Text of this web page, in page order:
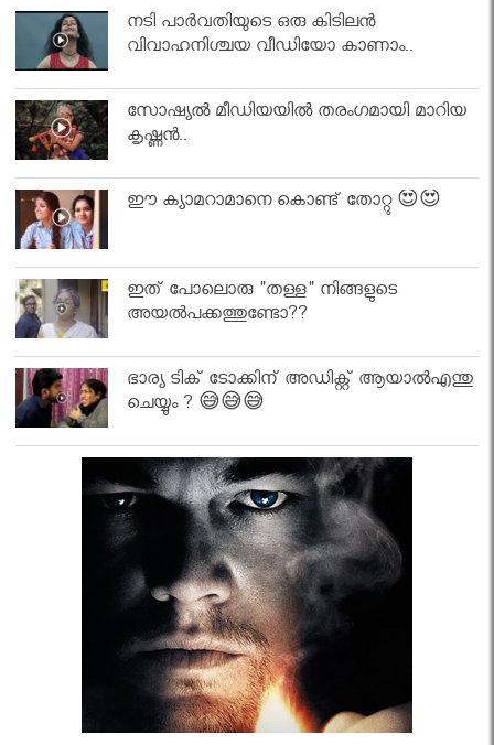
നടി പാർവതിയുടെ ഒരു കിടിലൻ
വിവാഹനിശ്ചയ വീഡിയോ കാണാം..
സോഷ്യൽ മീഡിയയിൽ തരംഗമായി മാറിയ
കൃഷ്ണൻ..
ഈ ക്യാമറാമാനെ കൊണ്ട് തോറ്റു 😍😍
ഇത് പോലൊരു "തള്ള" നിങ്ങളുടെ
അയല്‍പക്കത്തുണ്ടോ??
ഭാര്യ ടിക് ടോക്കിന് അഡിക്റ്റ് ആയാൽഎന്തു
ചെയ്യും ? 😅😅😅